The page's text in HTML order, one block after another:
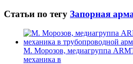
Статьи по тегу Запорная
М. Морозов, медиагруппа
механика в